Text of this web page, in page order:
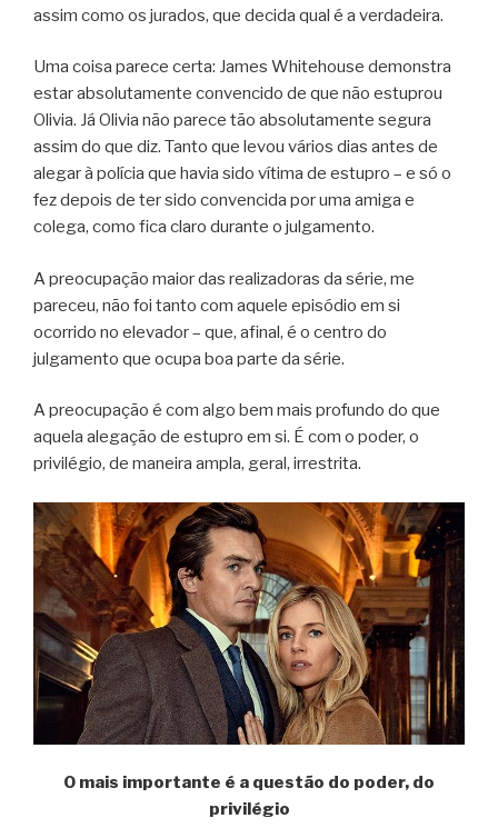
assim como os jurados, que decida qual é a verdadeira.
Uma coisa parece certa: James Whitehouse demonstra
estar absolutamente convencido de que não estuprou
Olivia. Já Olivia não parece tão absolutamente segura
assim do que diz. Tanto que levou vários dias antes de
alegar à polícia que havia sido vítima de estupro – e só o
fez depois de ter sido convencida por uma amiga e
colega, como fica claro durante o julgamento.
A preocupação maior das realizadoras da série, me
pareceu, não foi tanto com aquele episódio em si
ocorrido no elevador – que, afinal, é o centro do
julgamento que ocupa boa parte da série.
A preocupação é com algo bem mais profundo do que
aquela alegação de estupro em si. É com o poder, o
privilégio, de maneira ampla, geral, irrestrita.
O mais importante é a questão do poder, do
privilégio